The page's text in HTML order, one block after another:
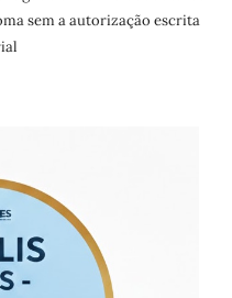
sem a autorização escrita